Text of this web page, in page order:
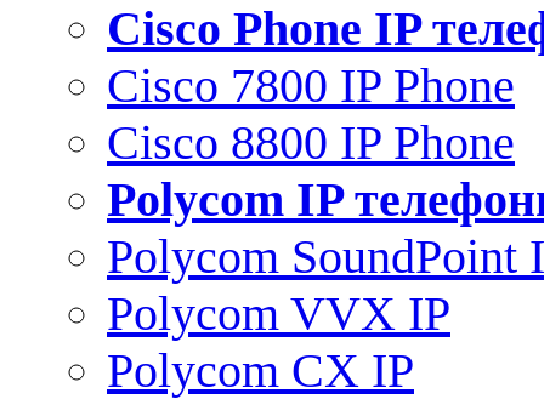
Сisco Phone IP
Cisco 7800 IP Phone
Cisco 8800 IP Phone
Polycom IP
Polycom SoundPoint
Polycom VVX IP
Polycom CX IP